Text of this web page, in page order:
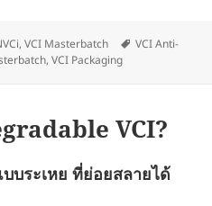
,VCI Masterbatch Tags
VCI Anti-
,VCI Packaging
VCI?
บระเหย ที่ย่อยสลายได้